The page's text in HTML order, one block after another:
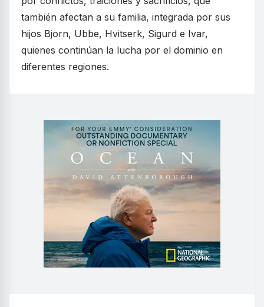
también afectan a su familia, integrada por sus
hijos Bjorn, Ubbe, Hvitserk, Sigurd e Ivar,
quienes continúan la lucha por el dominio en
diferentes regiones.